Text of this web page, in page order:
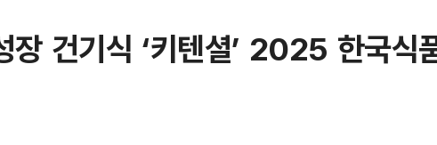
건기식 ‘키텐셜’ 2025 한국식